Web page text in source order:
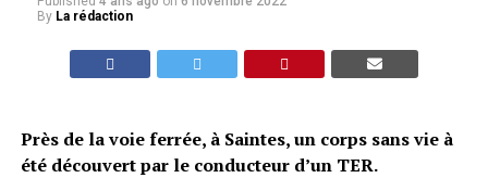
By La rédaction
Près de la voie ferrée, à Saintes, un corps sans vie à
été découvert par le conducteur d’un TER.